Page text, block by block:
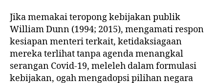
Jika memakai teropong kebijakan publik
William Dunn (1994; 2015), mengamati respon
kesiapan menteri terkait, ketidaksiagaan
mereka terlihat tanpa agenda menangkal
serangan Covid-19, meleleh dalam formulasi
kebijakan, ogah mengadopsi pilihan negara